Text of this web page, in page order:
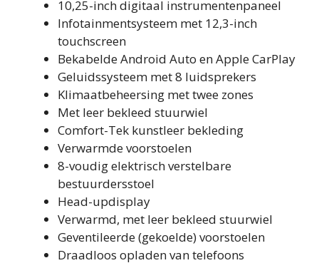
10,25-inch digitaal instrumentenpaneel
Infotainmentsysteem met 12,3-inch
touchscreen
Bekabelde Android Auto en Apple CarPlay
Geluidssysteem met 8 luidsprekers
Klimaatbeheersing met twee zones
Met leer bekleed stuurwiel
Comfort-Tek kunstleer bekleding
Verwarmde voorstoelen
8-voudig elektrisch verstelbare
bestuurdersstoel
Head-updisplay
Verwarmd, met leer bekleed stuurwiel
Geventileerde (gekoelde) voorstoelen
Draadloos opladen van telefoons